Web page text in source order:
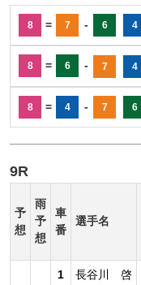
8 = 7 - 6 4
8 = 6 - 7 4
8 = 4 - 7 6
9R
予
想
雨
予
想
車
番
選手名
1 長谷川 啓